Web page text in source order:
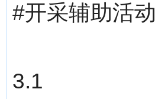
#开采辅助活动
3.1